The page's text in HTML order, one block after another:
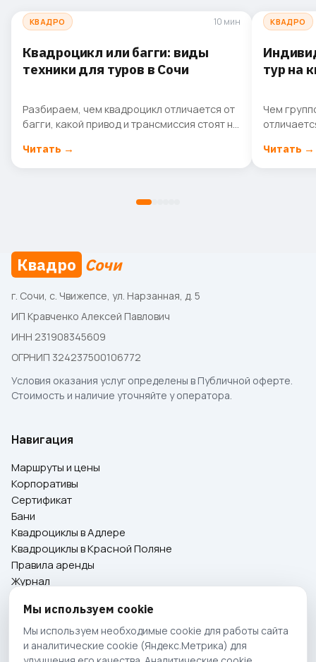
КВАДРО 10 мин
Квадроцикл или багги: виды
техники для туров в Сочи
Разбираем, чем квадроцикл отличается от
багги, какой привод и трансмиссия стоят на
смотреть при выборе.
Читать →
КВАДРО
тур на
Чем
Читать →
Квадро Сочи
г. Сочи, с. Чвижепсе, ул. Нарзанная, д. 5
ИП Кравченко Алексей Павлович
ИНН 231908345609
ОГРНИП 324237500106772
Условия оказания услуг определены в Публичной оферте.
Стоимость и наличие уточняйте у оператора.
Навигация
Маршруты и цены
Корпоративы
Сертификат
Бани
Квадроциклы в Адлере
Квадроциклы в Красной Поляне
Правила аренды
Журнал
Свяжитесь с нами
Мы используем cookie
Мы используем необходимые cookie для работы сайта
и аналитические cookie (Яндекс.Метрика) для